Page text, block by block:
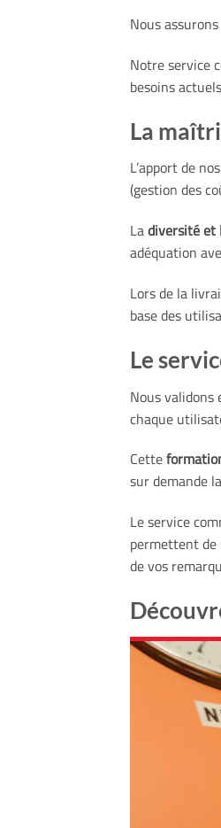
Nous
Notre service
besoins
La
L’apport de
(gestion des
Ladiversité et
adéquation
Lors de la
base des
Le
Nous
chaque
Cette
sur demande
Le service
permettent de
de vos